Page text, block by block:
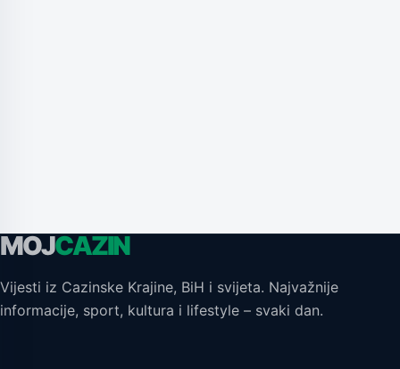
MOJCAZIN
Vijesti iz Cazinske Krajine, BiH i svijeta. Najvažnije
informacije, sport, kultura i lifestyle – svaki dan.